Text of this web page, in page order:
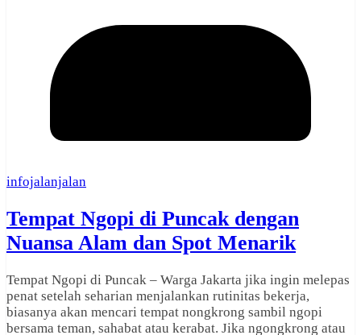
infojalanjalan
Tempat Ngopi di Puncak dengan
Nuansa Alam dan Spot Menarik
Tempat Ngopi di Puncak – Warga Jakarta jika ingin melepas
penat setelah seharian menjalankan rutinitas bekerja,
biasanya akan mencari tempat nongkrong sambil ngopi
bersama teman, sahabat atau kerabat. Jika ngongkrong atau